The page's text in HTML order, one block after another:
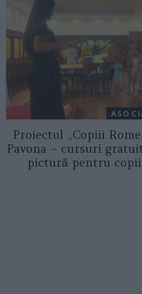
Proiectul „Copiii
Pavona – cursuri
pictură pentru